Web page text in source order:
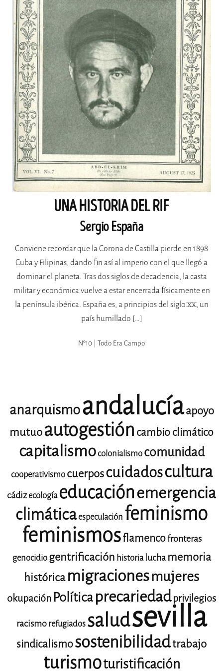
UNA HISTORIA DEL RIF
Sergio España
Conviene recordar que la Corona de Castilla pierde en 1898
Cuba y Filipinas, dando fin así al imperio con el que llegó a
dominar el planeta. Tras dos siglos de decadencia, la casta
militar y económica vuelve a estar encerrada físicamente en
la península ibérica. España es, a principios del siglo XX, un
país humillado […]
Nº10 | Todo Era Campo
anarquismoandalucíaapoyo
mutuoautogestión cambio climático
capitalismocolonialismocomunidad
cooperativismocuerposcuidadoscultura
cádizecología educaciónemergencia
climáticaespeculación feminismo
feminismosflamencofronteras
genocidiogentrificación historialucha memoria
histórica migracionesmujeres
okupaciónPolíticaprecariedadprivilegios
racismorefugiadossaludsevilla
sindicalismosostenibilidadtrabajo
turismoturistificación